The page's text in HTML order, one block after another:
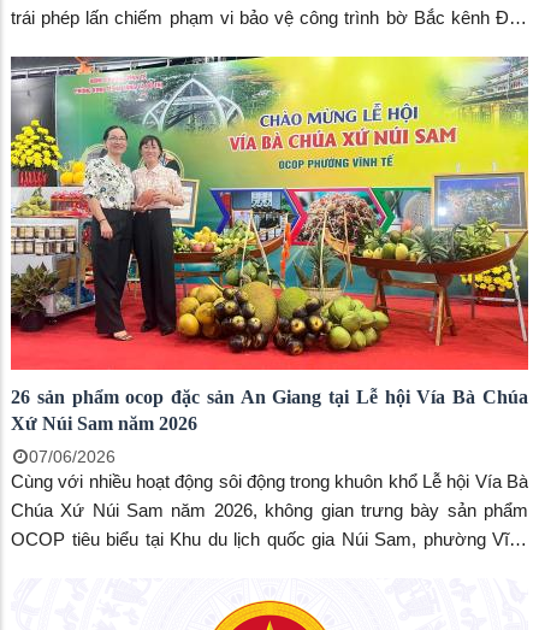
trái phép lấn chiếm phạm vi bảo vệ công trình bờ Bắc kênh Đào
và lập lại trật tự trong phạm vi bảo vệ công trình công cộng.
26 sản phẩm ocop đặc sản An Giang tại Lễ hội Vía Bà Chúa
Xứ Núi Sam năm 2026
07/06/2026
Cùng với nhiều hoạt động sôi động trong khuôn khổ Lễ hội Vía Bà
Chúa Xứ Núi Sam năm 2026, không gian trưng bày sản phẩm
OCOP tiêu biểu tại Khu du lịch quốc gia Núi Sam, phường Vĩnh